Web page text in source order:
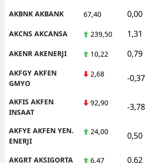
AKBNK AKBANK 67,40 0,00
AKCNS AKCANSA 239,50 1,31
AKENR AKENERJI 10,22 0,79
AKFGY AKFEN
GMYO
2,68 -0,37
AKFIS AKFEN
INSAAT
92,90 -3,78
AKFYE AKFEN YEN.
ENERJI
24,00 0,50
AKGRT AKSIGORTA 6,47 0,62